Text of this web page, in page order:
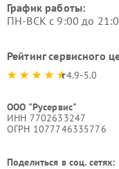
График работы:
ПН-ВСК с 9:00 до
Рейтинг сервисного
4.9-5.0
ООО "Русервис"
ИНН 7702633247
ОГРН 1077746335776
Поделиться в соц. сетях: